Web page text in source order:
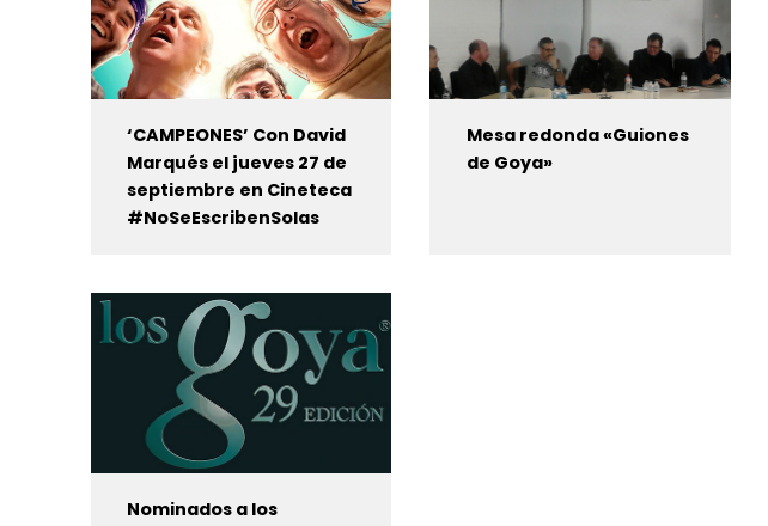
‘CAMPEONES’ Con David
Marqués el jueves 27 de
septiembre en Cineteca
#NoSeEscribenSolas
Mesa redonda «Guiones
de Goya»
Nominados a los